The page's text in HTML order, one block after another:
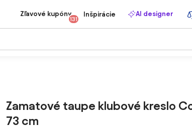
Zľavové kupóny
131
Inšpirácie AI designer
Zamatové taupe klubové kreslo
73 cm